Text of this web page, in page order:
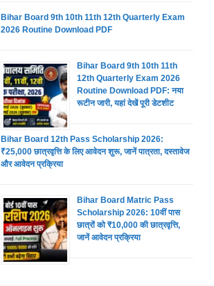
Bihar Board 9th 10th 11th 12th Quarterly Exam
2026 Routine Download PDF
Bihar Board 9th 10th 11th
12th Quarterly Exam 2026
Routine Download PDF: नया
रूटीन जारी, यहां देखें पूरी डेटशीट
Bihar Board 12th Pass Scholarship 2026:
₹25,000 छात्रवृत्ति के लिए आवेदन शुरू, जानें पात्रता, दस्तावेज
और आवेदन प्रक्रिया
Bihar Board Matric Pass
Scholarship 2026: 10वीं पास
छात्रों को ₹10,000 की छात्रवृत्ति,
जानें आवेदन प्रक्रिया